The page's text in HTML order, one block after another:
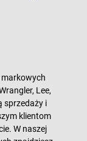
Lee,
sprzedaży i
klientom
W naszej